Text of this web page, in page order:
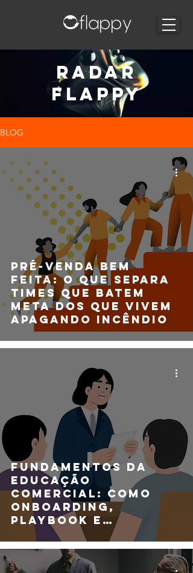
RADAR
FLAPPY
BLOG
Pré-venda bem
feita: o que separa
times que batem
meta dos que vivem
apagando incêndio
Fundamentos da
Educação
Comercial: como
onboarding,
playbook e
qualificação mudam
seu resultado em
vendas